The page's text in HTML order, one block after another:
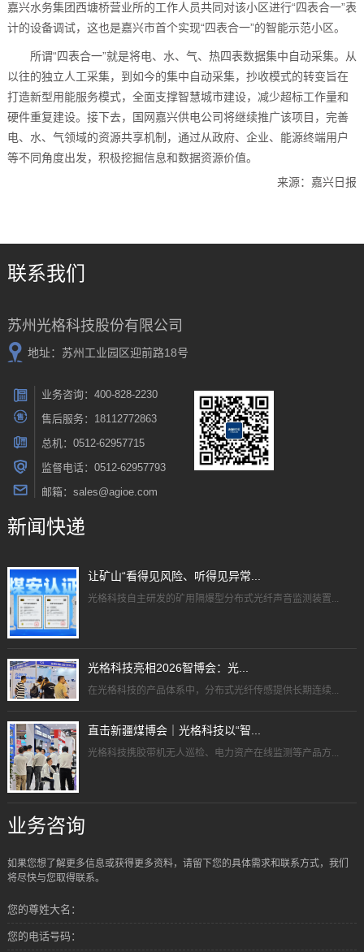
嘉兴水务集团西塘桥营业所的工作人员共同对该小区进行“四表合一”表
计的设备调试，这也是嘉兴市首个实现“四表合一”的智能示范小区。
所谓“四表合一”就是将电、水、气、热四表数据集中自动采集。从
以往的独立人工采集，到如今的集中自动采集，抄收模式的转变旨在
打造新型用能服务模式，全面支撑智慧城市建设，减少超标工作量和
硬件重复建设。接下去，国网嘉兴供电公司将继续推广该项目，完善
电、水、气领域的资源共享机制，通过从政府、企业、能源终端用户
等不同角度出发，积极挖掘信息和数据资源价值。
来源：嘉兴日报
联系我们
苏州光格科技股份有限公司
地址：苏州工业园区迎前路18号
业务咨询：400-828-2230
售后服务：18112772863
总机：0512-62957715
监督电话：0512-62957793
邮箱：sales@agioe.com
新闻快递
让矿山“看得见风险、听得见异常...
光格科技自主研发的矿用隔爆型分布式光纤声音监测装置...
光格科技亮相2026智博会：光...
在光格科技的产品体系中，分布式光纤传感提供长期连续...
直击新疆煤博会｜光格科技以“智...
光格科技携胶带机无人巡检、电力资产在线监测等产品方...
业务咨询
如果您想了解更多信息或获得更多资料，请留下您的具体需求和联系方式，我们
将尽快与您取得联系。
您的尊姓大名：
您的电话号码：